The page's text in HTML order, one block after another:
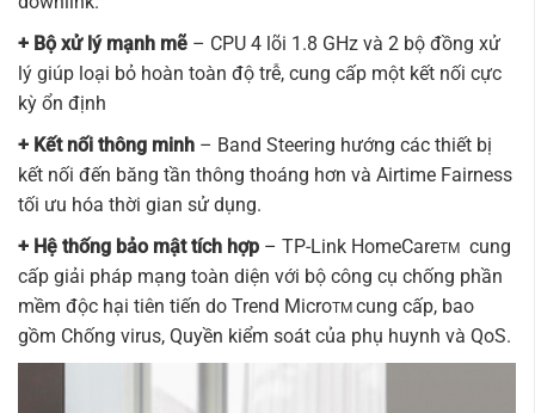
+ Bộ xử lý mạnh mẽ – CPU 4 lõi 1.8 GHz và 2 bộ đồng xử
lý giúp loại bỏ hoàn toàn độ trễ, cung cấp một kết nối cực
kỳ ổn định
+ Kết nối thông minh – Band Steering hướng các thiết bị
kết nối đến băng tần thông thoáng hơn và Airtime Fairness
tối ưu hóa thời gian sử dụng.
+ Hệ thống bảo mật tích hợp – TP-Link HomeCareTM cung
cấp giải pháp mạng toàn diện với bộ công cụ chống phần
mềm độc hại tiên tiến do Trend MicroTM cung cấp, bao
gồm Chống virus, Quyền kiểm soát của phụ huynh và QoS.